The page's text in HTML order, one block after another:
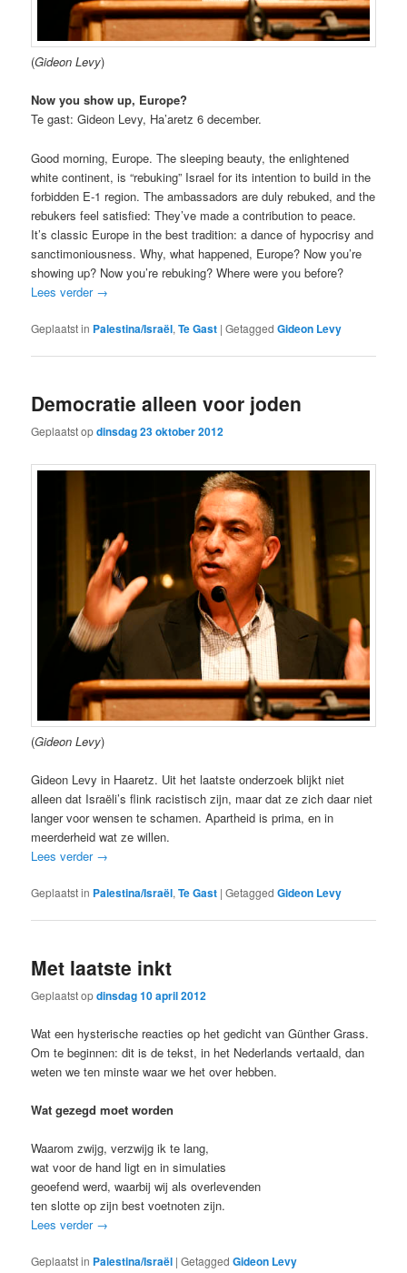
(Gideon Levy)
Now you show up, Europe?
Te gast: Gideon Levy, Ha’aretz 6 december.
Good morning, Europe. The sleeping beauty, the enlightened
white continent, is “rebuking” Israel for its intention to build in the
forbidden E-1 region. The ambassadors are duly rebuked, and the
rebukers feel satisfied: They’ve made a contribution to peace.
It’s classic Europe in the best tradition: a dance of hypocrisy and
sanctimoniousness. Why, what happened, Europe? Now you’re
showing up? Now you’re rebuking? Where were you before?
Lees verder →
Geplaatst in Palestina/Israël,Te Gast |Getagged Gideon Levy
Democratie alleen voor joden
Geplaatst opdinsdag 23 oktober 2012
(Gideon Levy)
Gideon Levy in Haaretz. Uit het laatste onderzoek blijkt niet
alleen dat Israëli’s flink racistisch zijn, maar dat ze zich daar niet
langer voor wensen te schamen. Apartheid is prima, en in
meerderheid wat ze willen.
Lees verder →
Geplaatst in Palestina/Israël,Te Gast |Getagged Gideon Levy
Met laatste inkt
Geplaatst opdinsdag 10 april 2012
Wat een hysterische reacties op het gedicht van Günther Grass.
Om te beginnen: dit is de tekst, in het Nederlands vertaald, dan
weten we ten minste waar we het over hebben.
Wat gezegd moet worden
Waarom zwijg, verzwijg ik te lang,
wat voor de hand ligt en in simulaties
geoefend werd, waarbij wij als overlevenden
ten slotte op zijn best voetnoten zijn.
Lees verder →
Geplaatst in Palestina/Israël |Getagged Gideon Levy